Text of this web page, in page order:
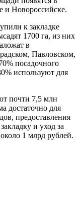
и Новороссийске.
к закладке
1700 га, из них
в
Павловском,
посадочного
используют для
почти 7,5 млн
достаточно для
предоставления
и уход за
1 млрд рублей.